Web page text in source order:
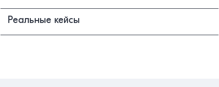
Реальные кейсы